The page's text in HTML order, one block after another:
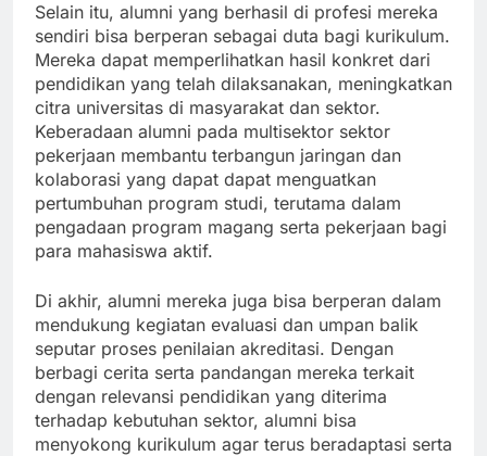
Selain itu, alumni yang berhasil di profesi mereka
sendiri bisa berperan sebagai duta bagi kurikulum.
Mereka dapat memperlihatkan hasil konkret dari
pendidikan yang telah dilaksanakan, meningkatkan
citra universitas di masyarakat dan sektor.
Keberadaan alumni pada multisektor sektor
pekerjaan membantu terbangun jaringan dan
kolaborasi yang dapat dapat menguatkan
pertumbuhan program studi, terutama dalam
pengadaan program magang serta pekerjaan bagi
para mahasiswa aktif.
Di akhir, alumni mereka juga bisa berperan dalam
mendukung kegiatan evaluasi dan umpan balik
seputar proses penilaian akreditasi. Dengan
berbagi cerita serta pandangan mereka terkait
dengan relevansi pendidikan yang diterima
terhadap kebutuhan sektor, alumni bisa
menyokong kurikulum agar terus beradaptasi serta